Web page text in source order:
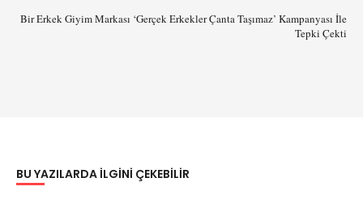
Bir Erkek Giyim Markası ‘Gerçek Erkekler Çanta Taşımaz’ Kampanyası İle
Tepki Çekti
BU YAZILARDA ILGINI ÇEKEBILIR